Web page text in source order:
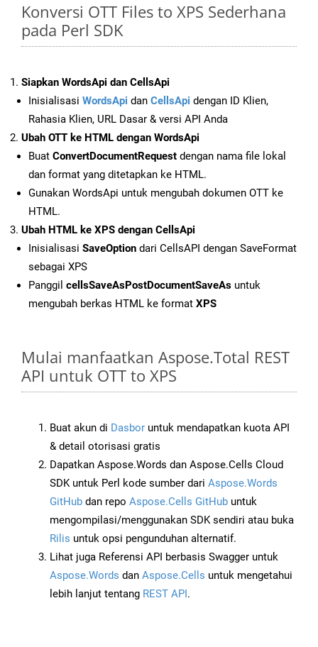
Konversi OTT Files to XPS Sederhana
pada Perl SDK
Siapkan WordsApi dan CellsApi
Inisialisasi WordsApi dan CellsApi dengan ID Klien,
Rahasia Klien, URL Dasar & versi API Anda
Ubah OTT ke HTML dengan WordsApi
Buat ConvertDocumentRequest dengan nama file lokal
dan format yang ditetapkan ke HTML.
Gunakan WordsApi untuk mengubah dokumen OTT ke
HTML.
Ubah HTML ke XPS dengan CellsApi
Inisialisasi SaveOption dari CellsAPI dengan SaveFormat
sebagai XPS
Panggil cellsSaveAsPostDocumentSaveAs untuk
mengubah berkas HTML ke format XPS
Mulai manfaatkan Aspose.Total REST
API untuk OTT to XPS
Buat akun di Dasbor untuk mendapatkan kuota API
& detail otorisasi gratis
Dapatkan Aspose.Words dan Aspose.Cells Cloud
SDK untuk Perl kode sumber dari Aspose.Words
GitHub dan repo Aspose.Cells GitHub untuk
mengompilasi/menggunakan SDK sendiri atau buka
Rilis untuk opsi pengunduhan alternatif.
Lihat juga Referensi API berbasis Swagger untuk
Aspose.Words dan Aspose.Cells untuk mengetahui
lebih lanjut tentang REST API.